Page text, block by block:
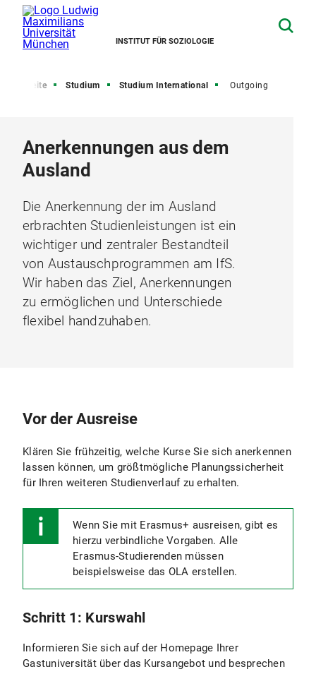
INSTITUT FÜR SOZIOLOGIE
Startseite Studium Studium International Outgoing
Anerkennungen aus dem
Ausland
Die Anerkennung der im Ausland
erbrachten Studienleistungen ist ein
wichtiger und zentraler Bestandteil
von Austauschprogrammen am IfS.
Wir haben das Ziel, Anerkennungen
zu ermöglichen und Unterschiede
flexibel handzuhaben.
Vor der Ausreise
Klären Sie frühzeitig, welche Kurse Sie sich anerkennen
lassen können, um größtmögliche Planungssicherheit
für Ihren weiteren Studienverlauf zu erhalten.
Wenn Sie mit Erasmus+ ausreisen, gibt es
hierzu verbindliche Vorgaben. Alle
Erasmus-Studierenden müssen
beispielsweise das OLA erstellen.
Schritt 1: Kurswahl
Informieren Sie sich auf der Homepage Ihrer
Gastuniversität über das Kursangebot und besprechen